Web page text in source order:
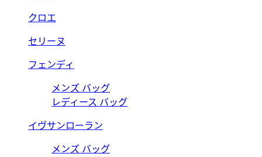
クロエ
セリーヌ
フェンディ
メンズ バッグ
レディース バッグ
イヴサンローラン
メンズ バッグ